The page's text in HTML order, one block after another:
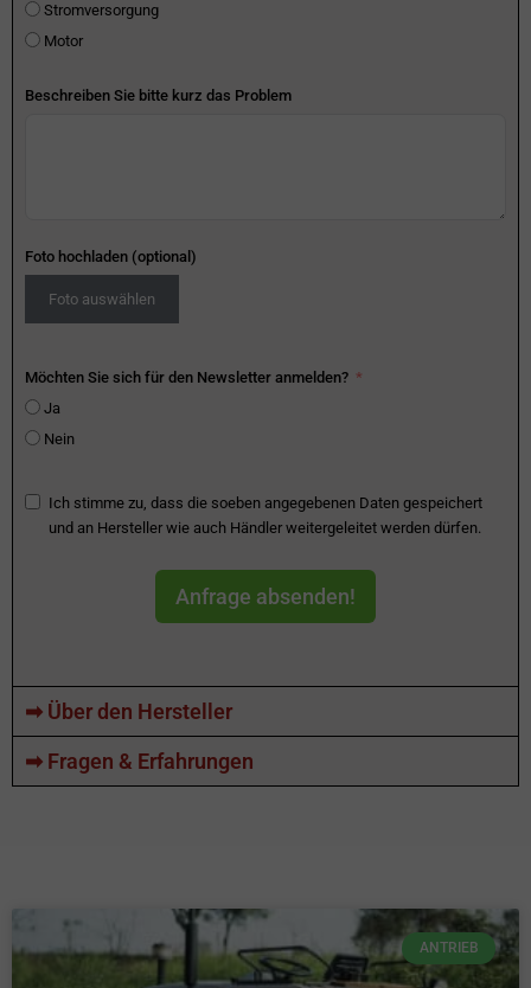
Stromversorgung
Motor
Beschreiben Sie bitte kurz das Problem
Foto hochladen (optional)
Foto auswählen
Möchten Sie sich für den Newsletter anmelden?
Ja
Nein
Ich stimme zu, dass die soeben angegebenen Daten gespeichert
und an Hersteller wie auch Händler weitergeleitet werden dürfen.
Anfrage absenden!
➡ Über den Hersteller
➡ Fragen & Erfahrungen
ANTRIEB